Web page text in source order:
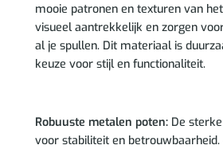
mooie patronen en texturen van
visueel aantrekkelijk en zorgen
al je spullen. Dit materiaal is
keuze voor stijl en functionaliteit.
Robuuste metalen poten:De
voor stabiliteit en betrouwbaarheid.